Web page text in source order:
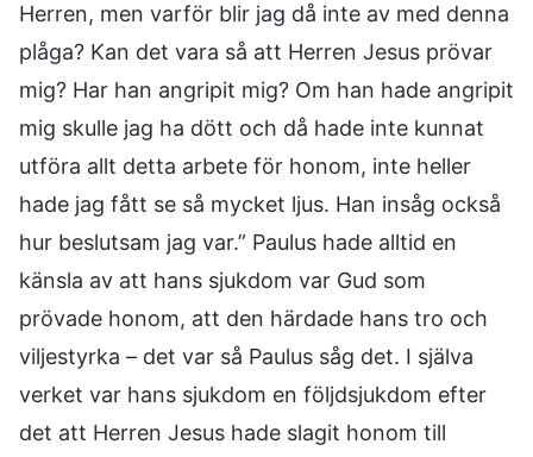
Herren, men varför blir jag då inte av med denna
plåga? Kan det vara så att Herren Jesus prövar
mig? Har han angripit mig? Om han hade angripit
mig skulle jag ha dött och då hade inte kunnat
utföra allt detta arbete för honom, inte heller
hade jag fått se så mycket ljus. Han insåg också
hur beslutsam jag var.” Paulus hade alltid en
känsla av att hans sjukdom var Gud som
prövade honom, att den härdade hans tro och
viljestyrka – det var så Paulus såg det. I själva
verket var hans sjukdom en följdsjukdom efter
det att Herren Jesus hade slagit honom till